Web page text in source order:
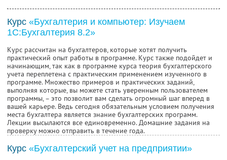
Курс «Бухгалтерия и компьютер: Изучаем
1С:Бухгалтерия 8.2»
Курс рассчитан на бухгалтеров, которые хотят получить
практический опыт работы в программе. Курс также подойдет и
начинающим, так как в программе курса теория бухгалтерского
учета переплетена с практическим применением изученного в
программе. Множество примеров и практических заданий,
выполняя которые, вы можете стать уверенным пользователем
программы, – это позволит вам сделать огромный шаг вперед в
вашей карьере. Ведь сегодня обязательным условием получения
места бухгалтера является знание бухгалтерских программ.
Лекции высылаются все единовременно. Домашние задания на
проверку можно отправить в течение года.
Курс «Бухгалтерский учет на предприятии»